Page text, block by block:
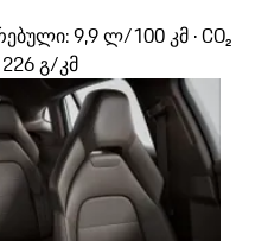
9,9 ლ/100 კმ · CO₂
გ/კმ